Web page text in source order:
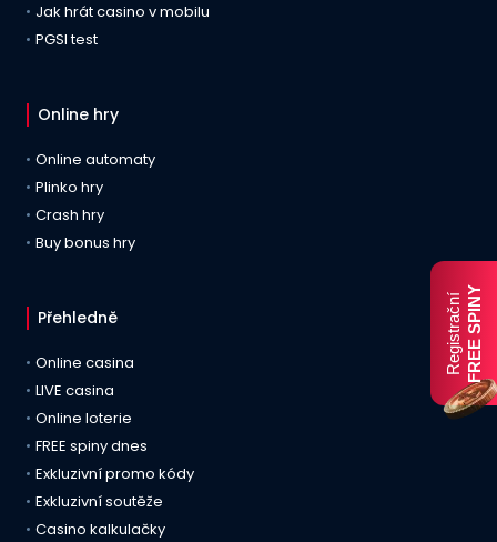
RegistračníFREE SPINY
Jak hrát casino v mobilu
PGSI test
Online hry
Online automaty
Plinko hry
Crash hry
Buy bonus hry
Přehledně
Online casina
LIVE casina
Online loterie
FREE spiny dnes
Exkluzivní promo kódy
Exkluzivní soutěže
Casino kalkulačky